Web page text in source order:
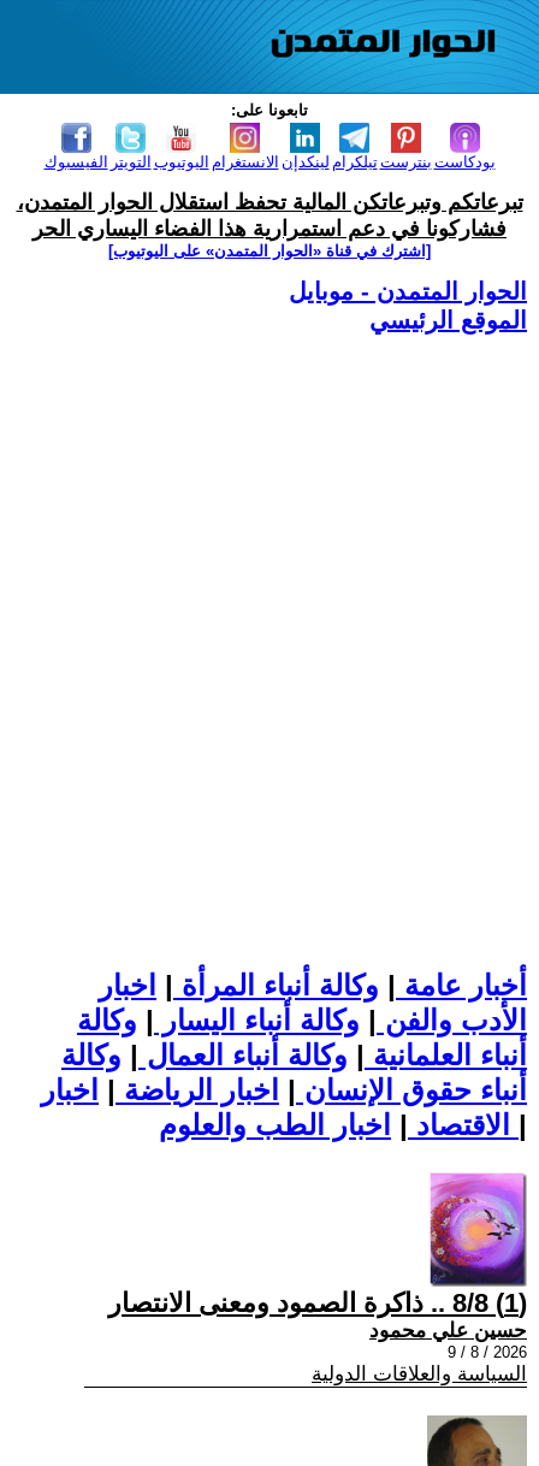
تابعونا على:
الفيسبوك التويتر اليوتيوب الانستغرام لينكدإن تيلكرامبنترست بودكاست
تبرعاتكم وتبرعاتكن المالية تحفظ استقلال الحوار المتمدن،
فشاركونا في دعم استمرارية هذا الفضاء اليساري الحر
[اشترك في قناة ‫«الحوار المتمدن» على اليوتيوب]
الحوار المتمدن - موبايل
الموقع الرئيسي
أخبار عامة | وكالة أنباء المرأة | اخبار
الأدب والفن | وكالة أنباء اليسار | وكالة
أنباء العلمانية | وكالة أنباء العمال | وكالة
أنباء حقوق الإنسان | اخبار الرياضة | اخبار
الاقتصاد | |
(1) 8/8 .. ذاكرة الصمود ومعنى الانتصار
حسين علي محمود
2026 / 8 / 9
السياسة والعلاقات الدولية